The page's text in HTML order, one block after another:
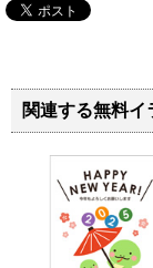
関連する無料イ